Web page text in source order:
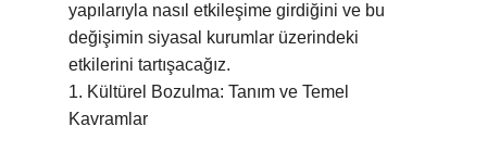
yapılarıyla nasıl etkileşime girdiğini ve bu
değişimin siyasal kurumlar üzerindeki
etkilerini tartışacağız.
1. Kültürel Bozulma: Tanım ve Temel
Kavramlar